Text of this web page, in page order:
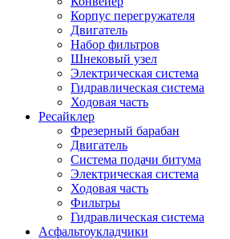
Корпус перегружателя
Двигатель
Набор фильтров
Шнековый узел
Электрическая система
Гидравлическая система
Ходовая часть
Ресайклер
Фрезерный барабан
Двигатель
Система подачи битума
Электрическая система
Ходовая часть
Фильтры
Гидравлическая система
Асфальтоукладчики